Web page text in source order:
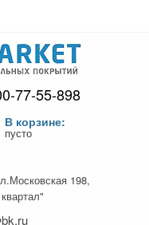
77-55-898
В корзине:
пусто
198,